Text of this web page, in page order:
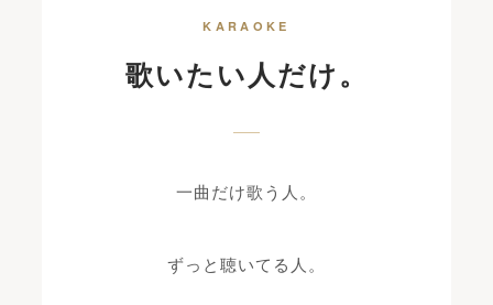
KARAOKE
歌いたい人だけ。
一曲だけ歌う人。
ずっと聴いてる人。